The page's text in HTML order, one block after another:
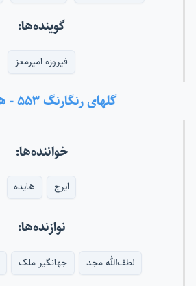
گوینده‌ها:
فیروزه امیرمعز
گلهای رنگارنگ ۵۵۳ - همایون
خواننده‌ها:
ایرج هایده
نوازنده‌ها:
لطف‌الله مجد جهانگیر ملک